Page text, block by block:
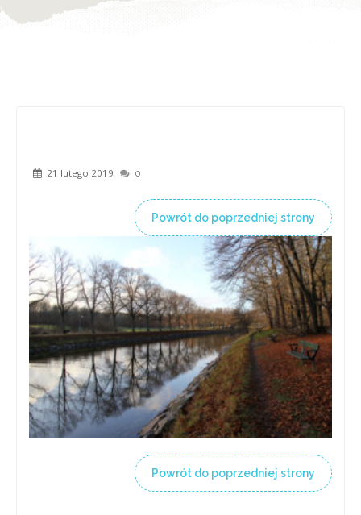
21 lutego 2019 0
Powrót do poprzedniej strony
Powrót do poprzedniej strony